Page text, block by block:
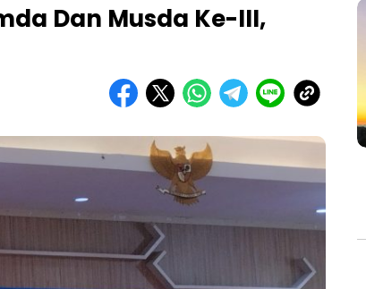
Dan Musda Ke-III,